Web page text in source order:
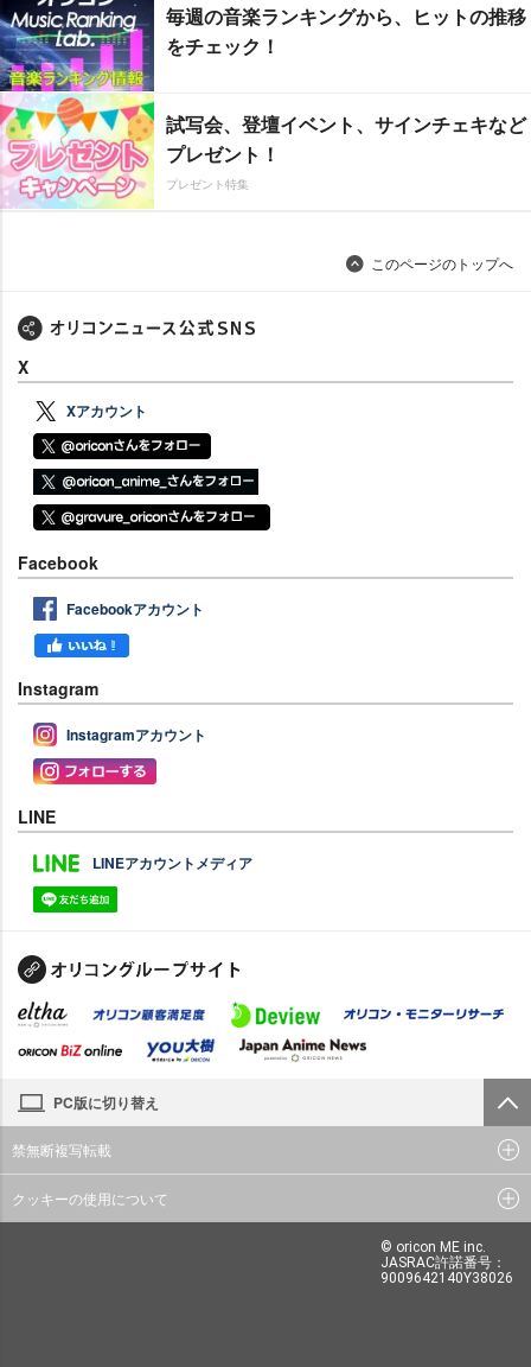
毎週の音楽ランキングから、ヒットの推移
をチェック！
試写会、登壇イベント、サインチェキなど
プレゼント！
プレゼント特集
このページのトップへ
X
Xアカウント
Facebook
Facebookアカウント
Instagram
Instagramアカウント
LINE
LINEアカウントメディア
PC版に切り替え
禁無断複写転載
クッキーの使用について
© oricon ME inc.
JASRAC許諾番号：
9009642140Y38026